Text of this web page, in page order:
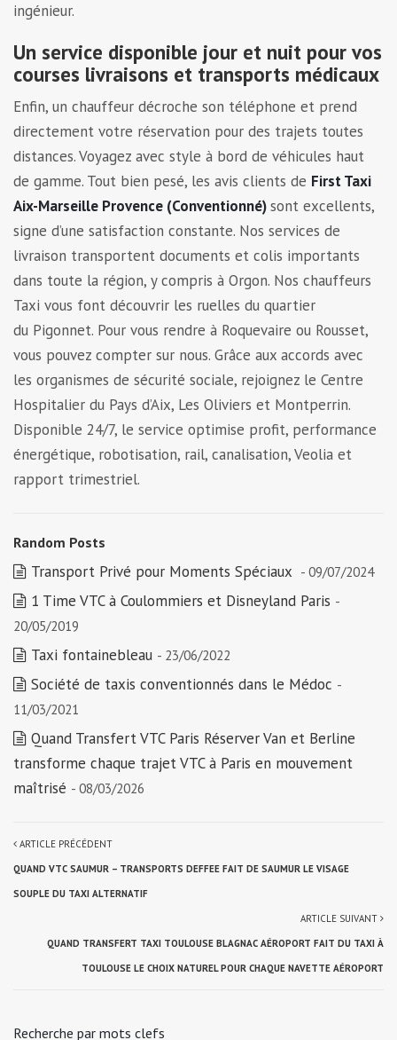
ingénieur.
Un service disponible jour et nuit pour vos
courses livraisons et transports médicaux
Enfin, un chauffeur décroche son téléphone et prend
directement votre réservation pour des trajets toutes
distances. Voyagez avec style à bord de véhicules haut
de gamme. Tout bien pesé, les avis clients de First Taxi
Aix-Marseille Provence (Conventionné)sont excellents,
signe d’une satisfaction constante. Nos services de
livraison transportent documents et colis importants
dans toute la région, y compris à Orgon. Nos chauffeurs
Taxi vous font découvrir les ruelles du quartier
du Pigonnet. Pour vous rendre à Roquevaire ou Rousset,
vous pouvez compter sur nous. Grâce aux accords avec
les organismes de sécurité sociale, rejoignez le Centre
Hospitalier du Pays d’Aix, Les Oliviers et Montperrin.
Disponible 24/7, le service optimise profit, performance
énergétique, robotisation, rail, canalisation, Veolia et
rapport trimestriel.
Random Posts
Transport Privé pour Moments Spéciaux - 09/07/2024
1 Time VTC à Coulommiers et Disneyland Paris -
20/05/2019
Taxi fontainebleau - 23/06/2022
Société de taxis conventionnés dans le Médoc -
11/03/2021
Quand Transfert VTC Paris Réserver Van et Berline
transforme chaque trajet VTC à Paris en mouvement
maîtrisé - 08/03/2026
ARTICLE PRÉCÉDENT
QUAND VTC SAUMUR – TRANSPORTS DEFFEE FAIT DE SAUMUR LE VISAGE
SOUPLE DU TAXI ALTERNATIF
ARTICLE SUIVANT
QUAND TRANSFERT TAXI TOULOUSE BLAGNAC AÉROPORT FAIT DU TAXI À
TOULOUSE LE CHOIX NATUREL POUR CHAQUE NAVETTE AÉROPORT
Recherche par mots clefs